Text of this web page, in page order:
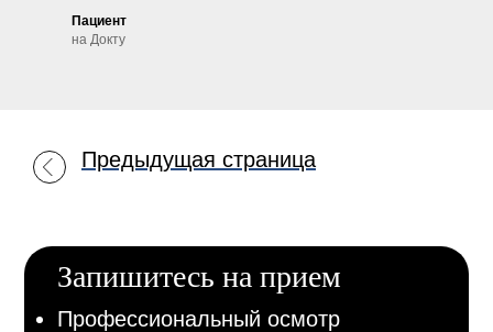
Пациент
на Докту
Предыдущая страница
Запишитесь на прием
Профессиональный осмотр